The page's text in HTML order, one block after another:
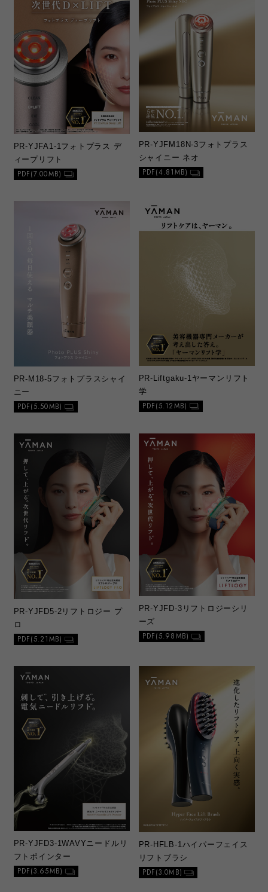
PR-YJFA1-1 フォトプラス デ
ィープリフト
PDF(7.00MB)
PR-YJFM18N-3フォトプラス
シャイニー ネオ
PDF(4.81MB)
PR-M18‐5フォトプラスシャイ
ニー
PDF(5.50MB)
PR-Liftgaku-1 ヤーマンリフト
学
PDF(5.12MB)
PR-YJFD5-2 リフトロジー プ
ロ
PDF(5.21MB)
PR-YJFD-3 リフトロジーシリ
ーズ
PDF(5.98MB)
PR-YJFD3-1WAVYニードルリ
フトポインター
PDF(3.65MB)
PR-HFLB-1ハイパーフェイス
リフトブラシ
PDF(3.0MB)